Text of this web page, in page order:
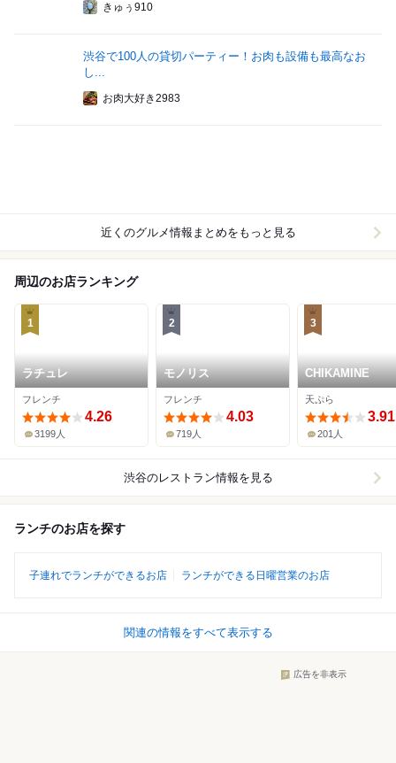
きゅぅ910
渋谷で100人の貸切パーティー！お肉も設備も最高なお
し...
お肉大好き2983
近くのグルメ情報まとめをもっと見る
周辺のお店ランキング
1
ラチュレ
フレンチ
4.26
3199人
2
モノリス
フレンチ
4.03
719人
3
CHIKAMINE
天ぷら
3.91
201人
渋谷のレストラン情報を見る
ランチのお店を探す
子連れでランチができるお店 ランチができる日曜営業のお店
関連の情報をすべて表示する
広告を非表示